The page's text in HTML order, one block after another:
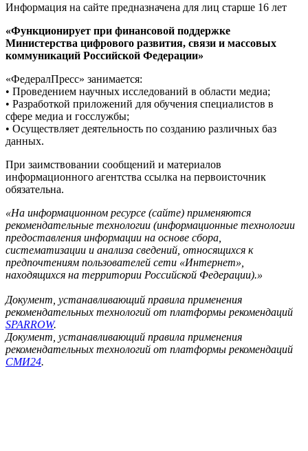
Информация на сайте предназначена для лиц старше 16 лет
«Функционирует при финансовой поддержке
Министерства цифрового развития, связи и массовых
коммуникаций Российской Федерации»
«ФедералПресс» занимается:
• Проведением научных исследований в области медиа;
• Разработкой приложений для обучения специалистов в
сфере медиа и госслужбы;
• Осуществляет деятельность по созданию различных баз
данных.
При заимствовании сообщений и материалов
информационного агентства ссылка на первоисточник
обязательна.
«На информационном ресурсе (сайте) применяются
рекомендательные технологии (информационные технологии
предоставления информации на основе сбора,
систематизации и анализа сведений, относящихся к
предпочтениям пользователей сети «Интернет»,
находящихся на территории Российской Федерации).»
Документ, устанавливающий правила применения
рекомендательных технологий от платформы рекомендаций
SPARROW.
Документ, устанавливающий правила применения
рекомендательных технологий от платформы рекомендаций
СМИ24.